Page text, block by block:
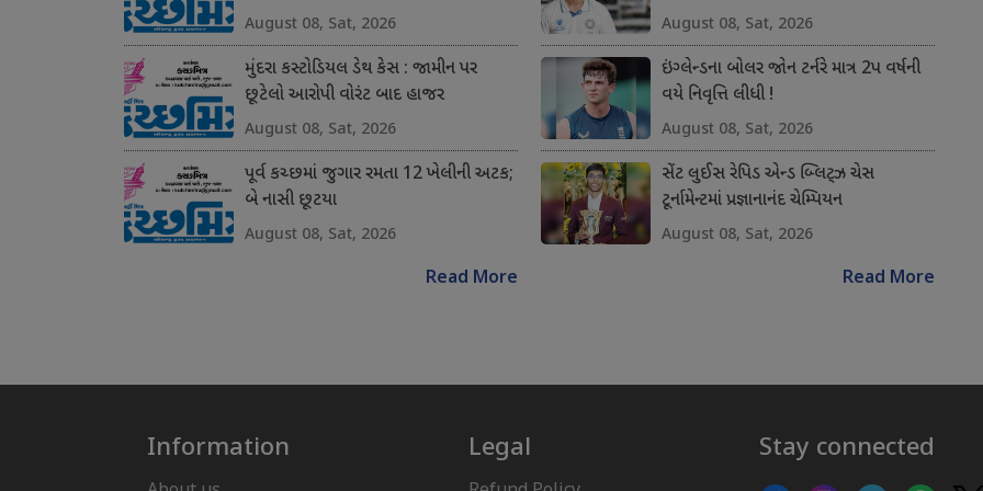
August 08, Sat, 2026
મુંદરા કસ્ટોડિયલ ડેથ કેસ : જામીન પર
છૂટેલો આરોપી વોરંટ બાદ હાજર
August 08, Sat, 2026
પૂર્વ કચ્છમાં જુગાર રમતા 12 ખેલીની અટક;
બે નાસી છૂટયા
August 08, Sat, 2026
Read More
August 08, Sat, 2026
ઇંગ્લેન્ડના બોલર જોન ટર્નરે માત્ર 2પ વર્ષની
વયે નિવૃત્તિ લીધી !
August 08, Sat, 2026
સેંટ લુઈસ રેપિડ એન્ડ બ્લિટ્ઝ ચેસ
ટૂર્નામેન્ટમાં પ્રજ્ઞાનાનંદ ચેમ્પિયન
August 08, Sat, 2026
Read More
Information Legal Stay connected